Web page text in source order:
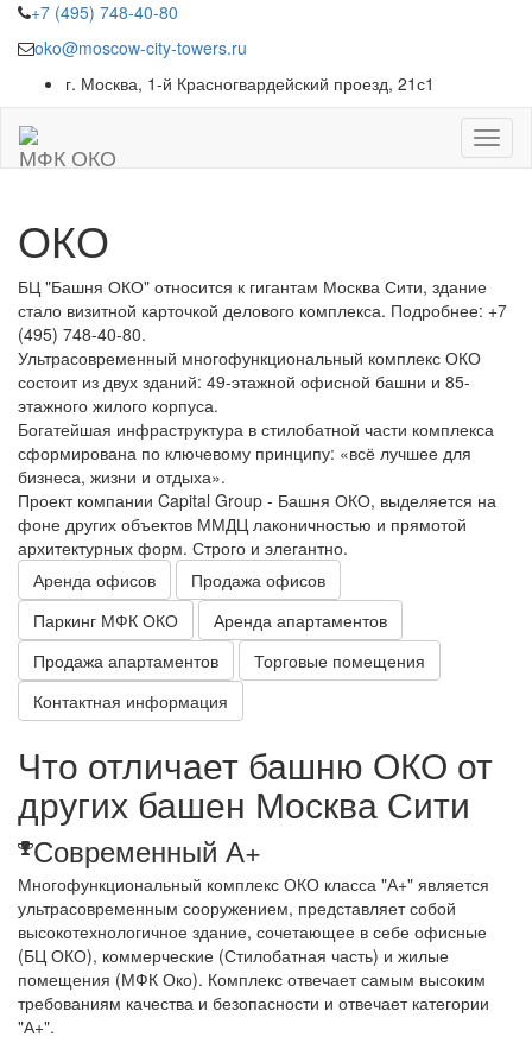
+7 (495) 748-40-80
oko@moscow-city-towers.ru
г. Москва, 1-й Красногвардейский проезд, 21с1
МФК ОКО
ОКО
БЦ "Башня ОКО" относится к гигантам Москва Сити, здание
стало визитной карточкой делового комплекса. Подробнее: +7
(495) 748-40-80.
Ультрасовременный многофункциональный комплекс ОКО
состоит из двух зданий: 49-этажной офисной башни и 85-
этажного жилого корпуса.
Богатейшая инфраструктура в стилобатной части комплекса
сформирована по ключевому принципу: «всё лучшее для
бизнеса, жизни и отдыха».
Проект компании Capital Group - Башня ОКО, выделяется на
фоне других объектов ММДЦ лаконичностью и прямотой
архитектурных форм. Строго и элегантно.
Аренда офисов
Продажа офисов
Паркинг МФК ОКО
Аренда апартаментов
Продажа апартаментов
Торговые помещения
Контактная информация
Что отличает башню ОКО от
других башен Москва Сити
Современный А+
Многофункциональный комплекс ОКО класса "А+" является
ультрасовременным сооружением, представляет собой
высокотехнологичное здание, сочетающее в себе офисные
(БЦ ОКО), коммерческие (Стилобатная часть) и жилые
помещения (МФК Око). Комплекс отвечает самым высоким
требованиям качества и безопасности и отвечает категории
"А+".